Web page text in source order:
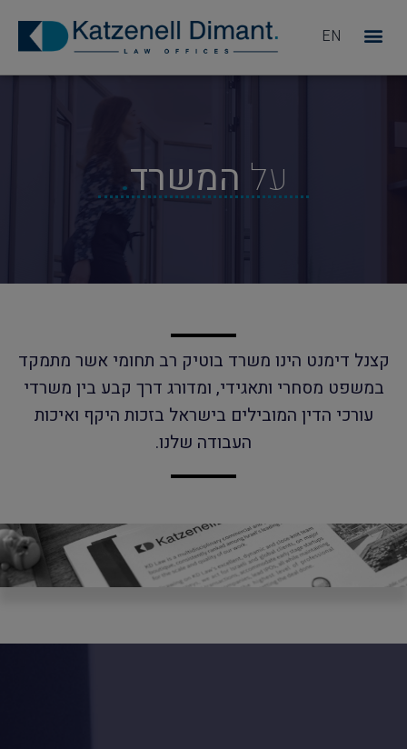
EN
על המשרד.
קצנל דימנט הינו משרד בוטיק רב תחומי אשר מתמקד
במשפט מסחרי ותאגידי, ומדורג דרך קבע בין משרדי
עורכי הדין המובילים בישראל בזכות היקף ואיכות
העבודה שלנו.